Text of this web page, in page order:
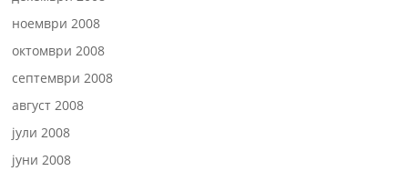
ноември 2008
октомври 2008
септември 2008
август 2008
јули 2008
јуни 2008